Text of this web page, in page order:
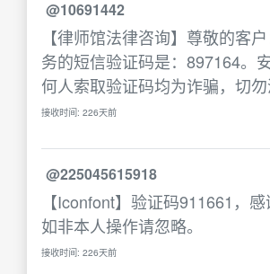
@10691442
【律师馆法律咨询】尊敬的客
务的短信验证码是：897164。
何人索取验证码均为诈骗，切勿
接收时间: 226天前
@225045615918
【Iconfont】验证码911661，感
如非本人操作请忽略。
接收时间: 226天前